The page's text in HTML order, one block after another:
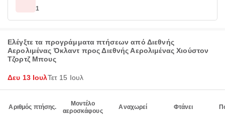
1
Ελέγξτε τα προγράμματα πτήσεων από Διεθνής
Αερολιμένας Όκλαντ προς Διεθνής Αερολιμένας Χιούστον
Τζορτζ Μπους
Δευ 13 ΙουλΤετ 15 Ιουλ
Αριθμός πτήσης.
Μοντέλο
αεροσκάφους
Αναχωρεί Φτάνει